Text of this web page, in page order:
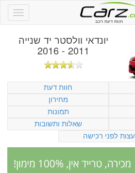
חוות דעת רכב
יונדאי וולסטר יד שנייה
2011 - 2016
חוות דעת
מחירון
תמונות
שאלות ותשובות
עצות לפני רכישה